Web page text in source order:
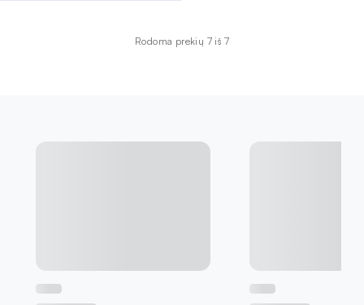
Rodoma prekių 7 iš 7